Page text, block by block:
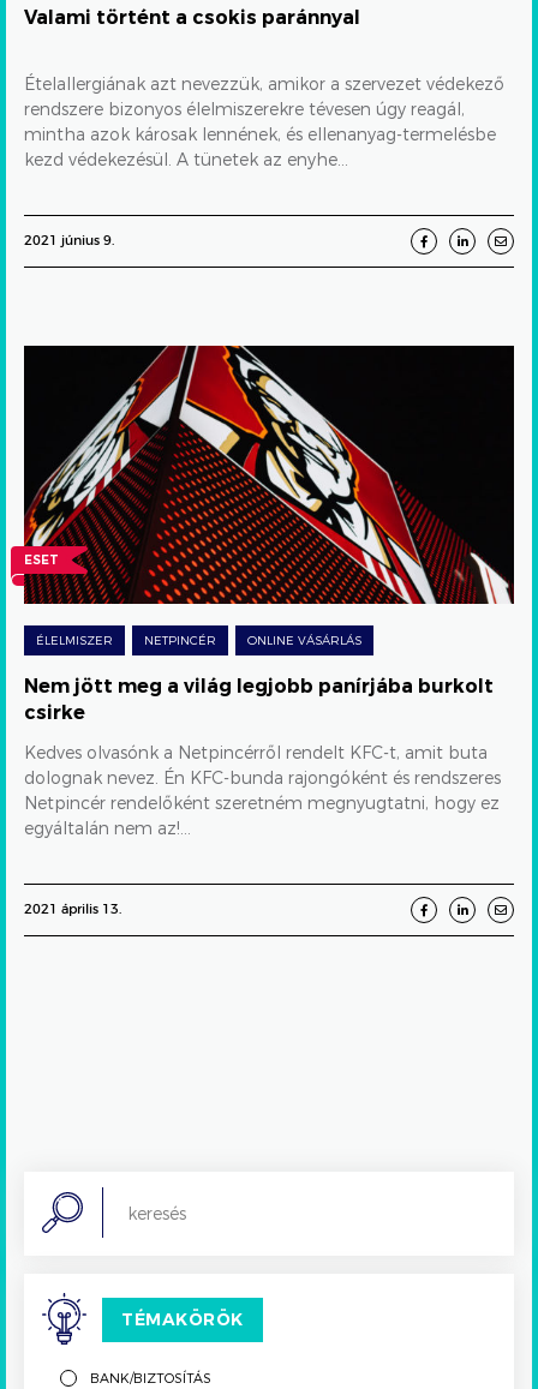
Valami történt a csokis paránnyal
Ételallergiának azt nevezzük, amikor a szervezet védekező
rendszere bizonyos élelmiszerekre tévesen úgy reagál,
mintha azok károsak lennének, és ellenanyag-termelésbe
kezd védekezésül. A tünetek az enyhe...
2021 június 9.
meg
világ
legjobb
panírjába
burkolt
csirke
ESET
ÉLELMISZER NETPINCÉR ONLINE VÁSÁRLÁS
Nem jött meg a világ legjobb panírjába burkolt
csirke
Kedves olvasónk a Netpincérről rendelt KFC-t, amit buta
dolognak nevez. Én KFC-bunda rajongóként és rendszeres
Netpincér rendelőként szeretném megnyugtatni, hogy ez
egyáltalán nem az!...
2021 április 13.
Search
TÉMAKÖRÖK
BANK/BIZTOSÍTÁS